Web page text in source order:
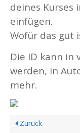
deines Kurses
einfügen.
Wofür das gut
Die ID kann in
werden, in
mehr.
Zurück